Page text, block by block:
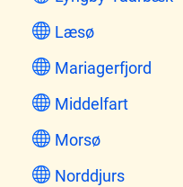
Læsø
Mariagerfjord
Middelfart
Morsø
Norddjurs